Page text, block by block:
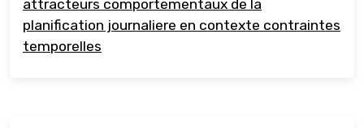
attracteurs comportementaux de la
planification journaliere en contexte contraintes
temporelles